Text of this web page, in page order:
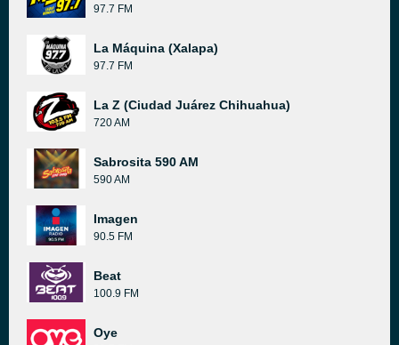
97.7 FM
La Máquina (Xalapa)
97.7 FM
La Z (Ciudad Juárez Chihuahua)
720 AM
Sabrosita 590 AM
590 AM
Imagen
90.5 FM
Beat
100.9 FM
Oye